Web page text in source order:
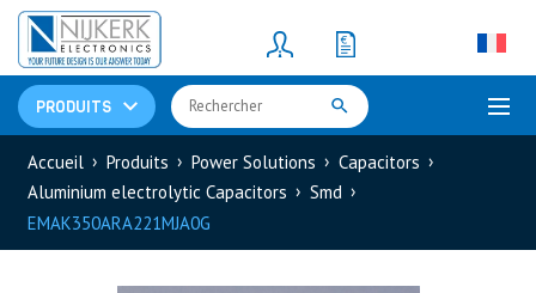
PRODUITS
Resistors(781)
Shunt Resistor
Accueil Produits Power Solutions
Capacitors
Aluminium electrolytic Capacitors
Smd
EMAK350ARA221MJA0G